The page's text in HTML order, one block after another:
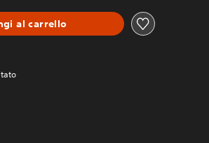
al carrello